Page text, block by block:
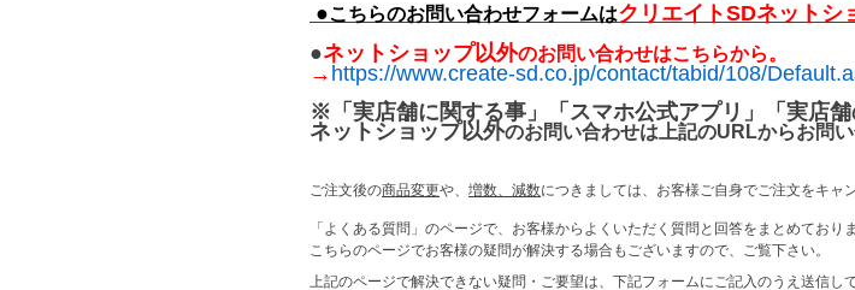
●こちらのお問い合わせフォームはクリエイトSDネットシ
●ネットショップ以外のお問い合わせはこちらから。
→ https://www.create-sd.co.jp/contact/tabid/108/
※「実店舗に関する事」「スマホ公式アプリ」「実店
ネットショップ以外のお問い合わせは上記のURLからお問い
ご注文後の商品変更や、 増数、減数につきましては、お客様ご自身でご注文をキャ
「よくある質問」のページで、お客様からよくいただく質問と回答をまとめておりま
こちらのページでお客様の疑問が解決する場合もございますので、ご覧下さ
上記のページで解決できない疑問・ご要望は、下記フォームにご記入のうえ送信し